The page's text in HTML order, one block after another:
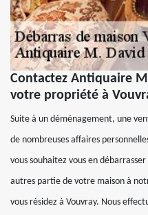
Contactez Antiquaire
votre propriété à
Suite à un déménagement, une
de nombreuses affaires
vous souhaitez vous en
autres partie de votre maison à
vous résidez à Vouvray. Nous